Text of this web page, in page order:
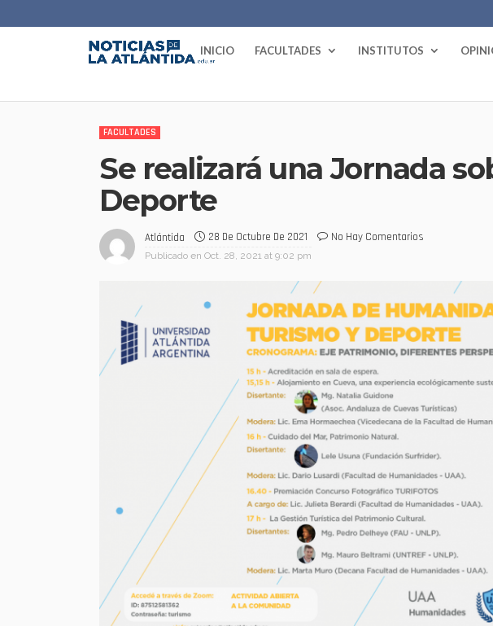
INICIO FACULTADES INSTITUTOS
FACULTADES
Se realizará una Jornada
Deporte
Atlántida 28 De Octubre De 2021 No Hay Comentarios
Publicado en Oct. 28, 2021 at 9:02 pm